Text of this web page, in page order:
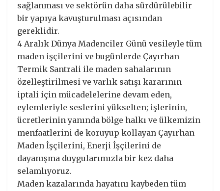
sağlanması ve sektörün daha sürdürülebilir
bir yapıya kavuşturulması açısından
gereklidir.
4 Aralık Dünya Madenciler Günü vesileyle tüm
maden işçilerini ve bugünlerde Çayırhan
Termik Santrali ile maden sahalarının
özelleştirilmesi ve varlık satışı kararının
iptali için mücadelelerine devam eden,
eylemleriyle seslerini yükselten; işlerinin,
ücretlerinin yanında bölge halkı ve ülkemizin
menfaatlerini de koruyup kollayan Çayırhan
Maden İşçilerini, Enerji İşçilerini de
dayanışma duygularımızla bir kez daha
selamlıyoruz.
Maden kazalarında hayatını kaybeden tüm